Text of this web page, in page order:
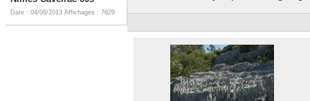
Date : 04/06/2013 Affichages : 7629